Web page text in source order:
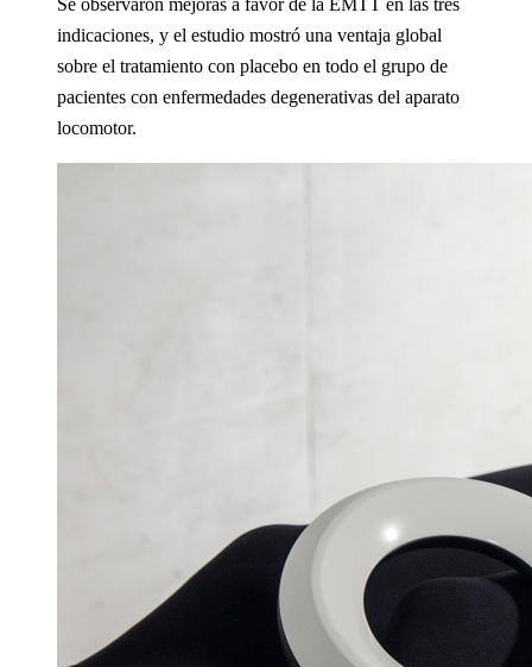
indicaciones, y el estudio mostró una ventaja global
sobre el tratamiento con placebo en todo el grupo de
pacientes con enfermedades degenerativas del aparato
locomotor.